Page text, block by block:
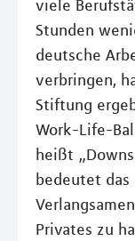
viele
Stunden
deutsche
verbringen,
Stiftung
Work-Life-
heißt
bedeutet
Privates zu